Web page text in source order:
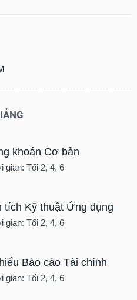
khoán Cơ bản
gian: Tối 2, 4, 6
tích Kỹ thuật Ứng dụng
gian: Tối 2, 4, 6
Báo cáo Tài chính
gian: Tối 2, 4, 6